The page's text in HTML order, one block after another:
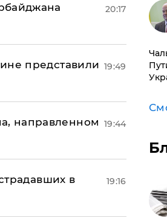
20:17
представили 19:49
направленном 19:44
в
19:16